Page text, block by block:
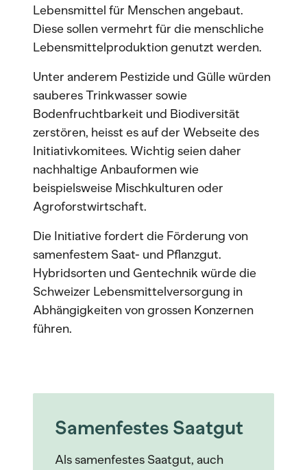
Lebensmittel für Menschen angebaut.
Diese sollen vermehrt für die menschliche
Lebensmittelproduktion genutzt werden.
Unter anderem Pestizide und Gülle würden
sauberes Trinkwasser sowie
Bodenfruchtbarkeit und Biodiversität
zerstören, heisst es auf der Webseite des
Initiativkomitees. Wichtig seien daher
nachhaltige Anbauformen wie
beispielsweise Mischkulturen oder
Agroforstwirtschaft.
Die Initiative fordert die Förderung von
samenfestem Saat- und Pflanzgut.
Hybridsorten und Gentechnik würde die
Schweizer Lebensmittelversorgung in
Abhängigkeiten von grossen Konzernen
führen.
Samenfestes Saatgut
Als samenfestes Saatgut, auch